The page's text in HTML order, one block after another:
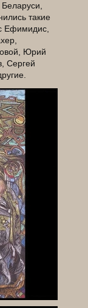
такие
Ефимидис,
Юрий
Сергей